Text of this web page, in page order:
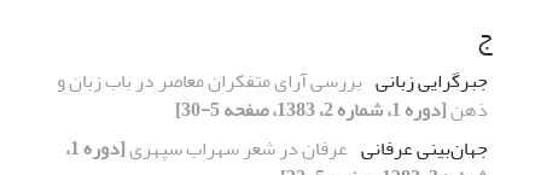
ج
جبرگرایی زبانی بررسی آرای متفکران معاصر در باب زبان و
ذهن[دوره 1، شماره 2، 1383، صفحه 5-30]
جهان‌بینی عرفانی عرفان در شعر سهراب سپهری
[دوره 1،